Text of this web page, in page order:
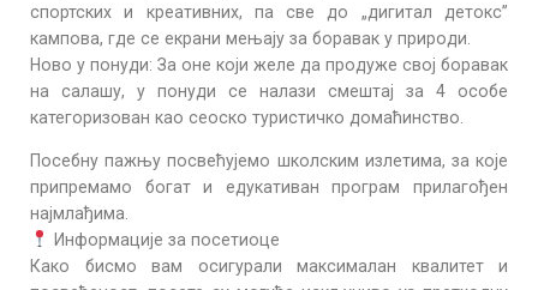
спортских и креативних, па све до „дигитал детокс”
кампова, где се екрани мењају за боравак у природи.
​Ново у понуди: За оне који желе да продуже свој боравак
на салашу, у понуди се налази смештај за 4 особе
категоризован као сеоско туристичко домаћинство.
Посебну пажњу посвећујемо школским излетима, за које
припремамо богат и едукативан програм прилагођен
најмлађима.
Информације за посетиоце
​Како бисмо вам осигурали максималан квалитет и